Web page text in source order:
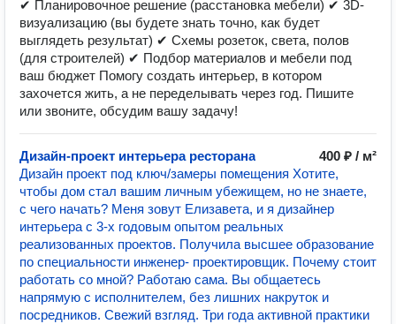
✔ Планировочное решение (расстановка мебели) ✔ 3D-
визуализацию (вы будете знать точно, как будет
выглядеть результат) ✔ Схемы розеток, света, полов
(для строителей) ✔ Подбор материалов и мебели под
ваш бюджет Помогу создать интерьер, в котором
захочется жить, а не переделывать через год. Пишите
или звоните, обсудим вашу задачу!
Дизайн-проект интерьера ресторана
400 ₽ / м²
Дизайн проект под ключ/замеры помещения Хотите,
чтобы дом стал вашим личным убежищем, но не знаете,
с чего начать? Меня зовут Елизавета, и я дизайнер
интерьера с 3-х годовым опытом реальных
реализованных проектов. Получила высшее образование
по специальности инженер- проектировщик. Почему стоит
работать со мной? Работаю сама. Вы общаетесь
напрямую с исполнителем, без лишних накруток и
посредников. Свежий взгляд. Три года активной практики